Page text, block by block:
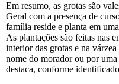
Em resumo, as grotas são
Geral com a presença de
família reside e planta em
As plantações são feitas nas
interior das grotas e na
nome do morador ou por
destaca, conforme